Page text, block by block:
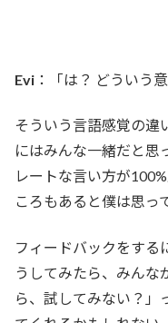
Evi ：「は？ どういう
そういう言語感覚の違
にはみんな一緒だと思
レートな言い方が
ころもあると僕は思っ
フィードバックをする
うしてみたら、みんな
ら、試してみない？」